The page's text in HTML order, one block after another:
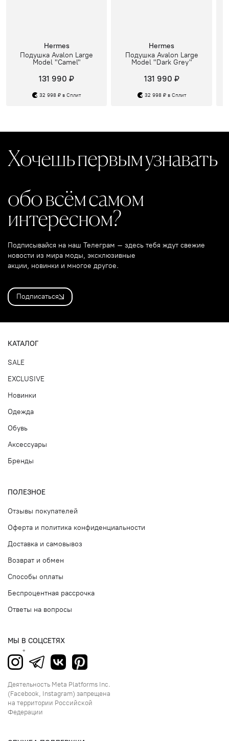
Hermes
Подушка Avalon Large
Model "Camel"
131 990 ₽
32 998 ₽ в Сплит
Hermes
Подушка Avalon Large
Model "Dark Grey"
131 990 ₽
32 998 ₽ в Сплит
Хочешь первым узнавать
обо всём самом
интересном?
Подписывайся на наш Телеграм – здесь тебя ждут свежие
новости из мира моды, эксклюзивные
акции, новинки и многое другое.
Подписаться
КАТАЛОГ
SALE
EXCLUSIVE
Новинки
Одежда
Обувь
Аксессуары
Бренды
ПОЛЕЗНОЕ
Отзывы покупателей
Оферта и политика конфиденциальности
Доставка и самовывоз
Возврат и обмен
Способы оплаты
Беспроцентная рассрочка
Ответы на вопросы
МЫ В СОЦСЕТЯХ
Деятельность Meta Platforms Inc.
(Facebook, Instagram) запрещена
на территории Российской
Федерации